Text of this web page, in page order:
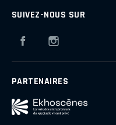
SUIVEZ-NOUS SUR
Facebook
PARTENAIRES